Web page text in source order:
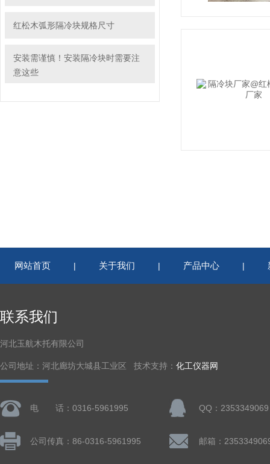
红松木弧形隔冷块规格尺寸
安装需谨慎！安装隔冷块时需要注
意这些
网站首页 | 关于我们 | 产品中心 |
联系我们
河北玉航木托有限公司
公司地址：河北廊坊大城县工业区 技术支持： 化工仪器网
电 话：0316-5961995 QQ：2353349069
公司传真：86-0316-5961995 邮箱：